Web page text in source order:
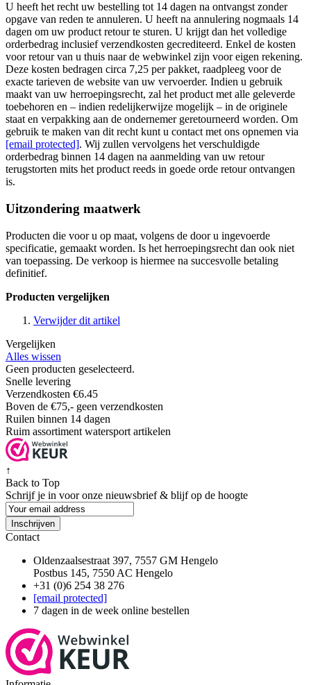
U heeft het recht uw bestelling tot 14 dagen na ontvangst zonder
opgave van reden te annuleren. U heeft na annulering nogmaals 14
dagen om uw product retour te sturen. U krijgt dan het volledige
orderbedrag inclusief verzendkosten gecrediteerd. Enkel de kosten
voor retour van u thuis naar de webwinkel zijn voor eigen rekening.
Deze kosten bedragen circa 7,25 per pakket, raadpleeg voor de
exacte tarieven de website van uw vervoerder. Indien u gebruik
maakt van uw herroepingsrecht, zal het product met alle geleverde
toebehoren en – indien redelijkerwijze mogelijk – in de originele
staat en verpakking aan de ondernemer geretourneerd worden. Om
gebruik te maken van dit recht kunt u contact met ons opnemen via
[email protected]. Wij zullen vervolgens het verschuldigde
orderbedrag binnen 14 dagen na aanmelding van uw retour
terugstorten mits het product reeds in goede orde retour ontvangen
is.
Uitzondering maatwerk
Producten die voor u op maat, volgens de door u ingevoerde
specificatie, gemaakt worden. Is het herroepingsrecht dan ook niet
van toepassing. De verkoop is hiermee na succesvolle betaling
definitief.
Producten vergelijken
Verwijder dit artikel
Vergelijken
Alles wissen
Geen producten geselecteerd.
Snelle levering
Verzendkosten €6.45
Boven de €75,- geen verzendkosten
Ruilen binnen 14 dagen
Ruim assortiment watersport artikelen
↑
Back to Top
Schrijf je in voor onze nieuwsbrief & blijf op de hoogte
Inschrijven
Contact
Oldenzaalsestraat 397, 7557 GM Hengelo
Postbus 145, 7550 AC Hengelo
+31 (0)6 254 38 276
[email protected]
7 dagen in de week online bestellen